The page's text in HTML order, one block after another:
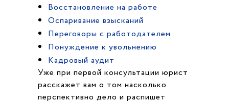
Восстановление на работе
Оспаривание взысканий
Переговоры с работодателем
Понуждение к увольнению
Кадровый аудит
Уже при первой консультации юрист
расскажет вам о том насколько
перспективно дело и распишет